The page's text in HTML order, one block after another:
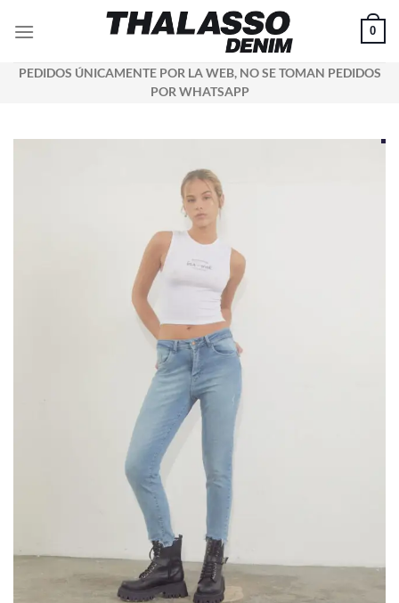
0
PEDIDOS ÚNICAMENTE POR LA WEB, NO SE TOMAN PEDIDOS
POR WHATSAPP